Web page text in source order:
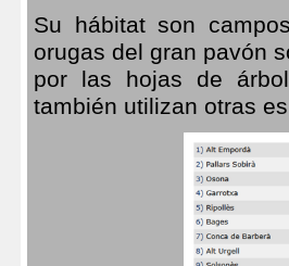
Su hábitat son
orugas del gran pavón
por las hojas de
también utilizan otras